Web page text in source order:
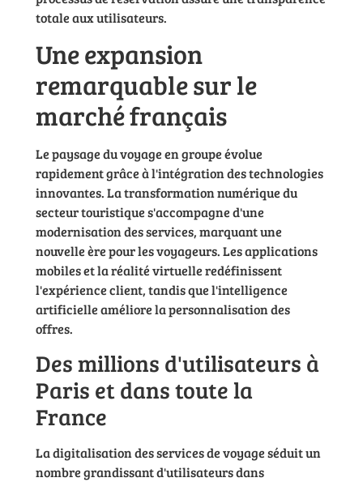
totale aux utilisateurs.
Une expansion
remarquable sur le
marché français
Le paysage du voyage en groupe évolue
rapidement grâce à l'intégration des technologies
innovantes. La transformation numérique du
secteur touristique s'accompagne d'une
modernisation des services, marquant une
nouvelle ère pour les voyageurs. Les applications
mobiles et la réalité virtuelle redéfinissent
l'expérience client, tandis que l'intelligence
artificielle améliore la personnalisation des
offres.
Des millions d'utilisateurs à
Paris et dans toute la
France
La digitalisation des services de voyage séduit un
nombre grandissant d'utilisateurs dans